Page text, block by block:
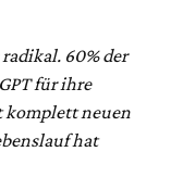
60% der
für ihre
komplett neuen
hat